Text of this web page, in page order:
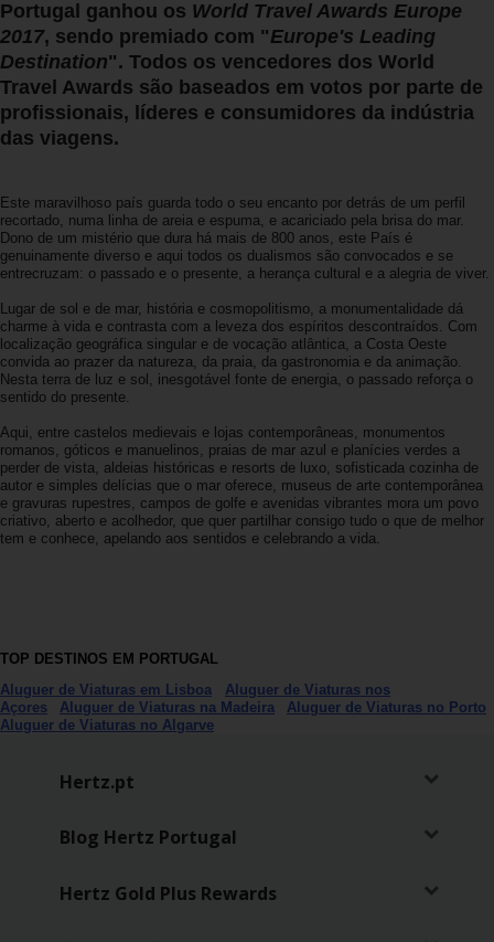
Carrinhas
Carros
Elétricos
Produtos
e
Campers
Alugueres
Mensais
Campanhas
Portugal ganhou os World Travel Awards Europe
2017, sendo premiado com "Europe's Leading
Destination". Todos os vencedores dos World
Travel Awards são baseados em votos por parte de
profissionais, líderes e consumidores da indústria
das viagens.
Este maravilhoso país guarda todo o seu encanto por detrás de um perfil
recortado, numa linha de areia e espuma, e acariciado pela brisa do mar.
Dono de um mistério que dura há mais de 800 anos, este País é
genuinamente diverso e aqui todos os dualismos são convocados e se
entrecruzam: o passado e o presente, a herança cultural e a alegria de viver.
Lugar de sol e de mar, história e cosmopolitismo, a monumentalidade dá
charme à vida e contrasta com a leveza dos espíritos descontraídos. Com
localização geográfica singular e de vocação atlântica, a Costa Oeste
convida ao prazer da natureza, da praia, da gastronomia e da animação.
Nesta terra de luz e sol, inesgotável fonte de energia, o passado reforça o
sentido do presente.
Aqui, entre castelos medievais e lojas contemporâneas, monumentos
romanos, góticos e manuelinos, praias de mar azul e planícies verdes a
perder de vista, aldeias históricas e resorts de luxo, sofisticada cozinha de
autor e simples delícias que o mar oferece, museus de arte contemporânea
e gravuras rupestres, campos de golfe e avenidas vibrantes mora um povo
criativo, aberto e acolhedor, que quer partilhar consigo tudo o que de melhor
tem e conhece, apelando aos sentidos e celebrando a vida.
TOP DESTINOS EM PORTUGAL
Aluguer de Viaturas em Lisboa
Aluguer de Viaturas nos
Açores
Aluguer de Viaturas na Madeira
Aluguer de Viaturas no Porto
Aluguer de Viaturas no Algarve
Hertz.pt
Blog Hertz Portugal
Hertz Gold Plus Rewards